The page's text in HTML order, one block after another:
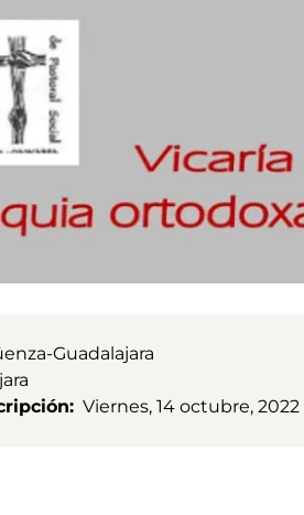
Guadalajara
Viernes, 14 octubre, 2022